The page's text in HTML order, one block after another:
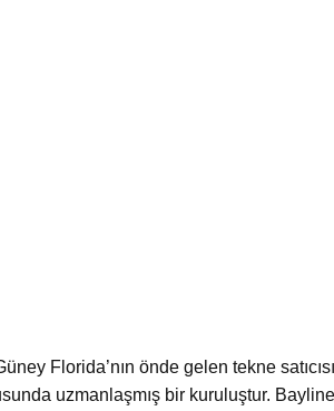
Florida’nın önde gelen tekne
uzmanlaşmış bir kuruluştur.